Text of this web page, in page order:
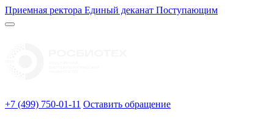
Приемная ректора Единый деканат Поступающим
+7 (499) 750-01-11 Оставить обращение